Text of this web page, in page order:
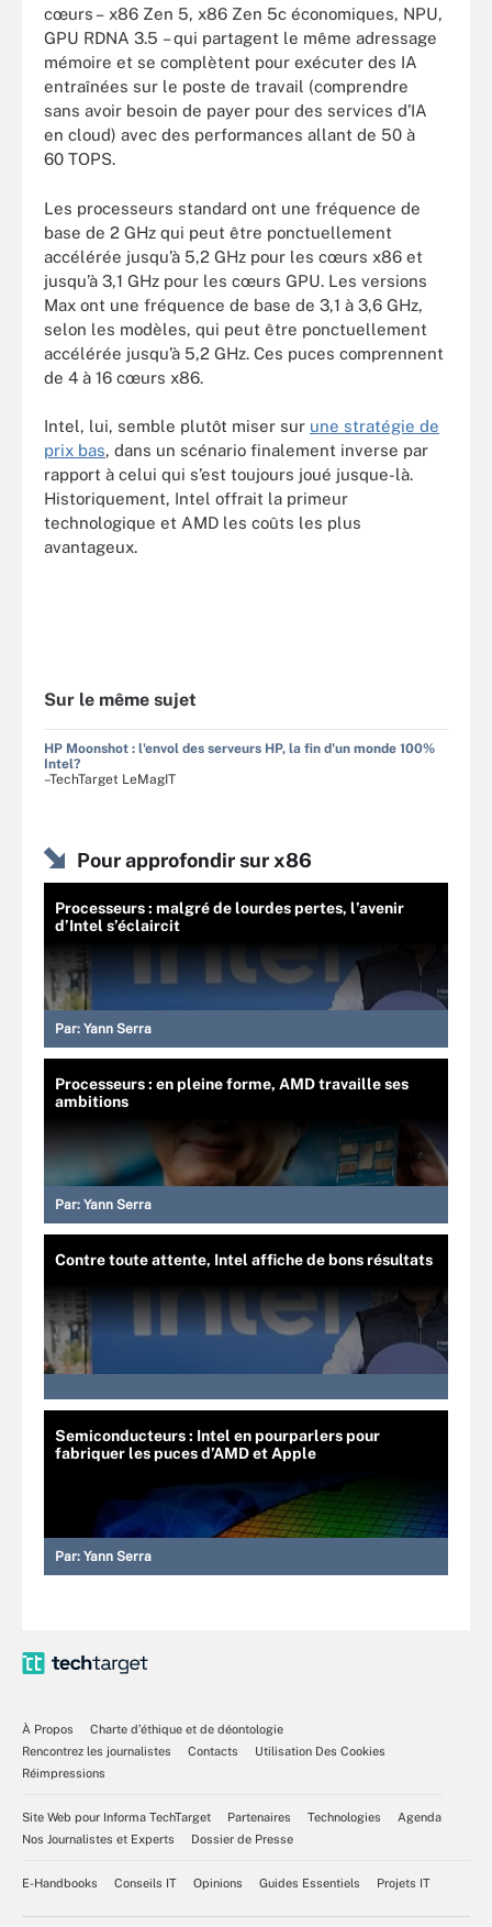
cœurs – x86 Zen 5, x86 Zen 5c économiques, NPU,
GPU RDNA 3.5 – qui partagent le même adressage
mémoire et se complètent pour exécuter des IA
entraînées sur le poste de travail (comprendre
sans avoir besoin de payer pour des services d’IA
en cloud) avec des performances allant de 50 à
60 TOPS.
Les processeurs standard ont une fréquence de
base de 2 GHz qui peut être ponctuellement
accélérée jusqu’à 5,2 GHz pour les cœurs x86 et
jusqu’à 3,1 GHz pour les cœurs GPU. Les versions
Max ont une fréquence de base de 3,1 à 3,6 GHz,
selon les modèles, qui peut être ponctuellement
accélérée jusqu’à 5,2 GHz. Ces puces comprennent
de 4 à 16 cœurs x86.
Intel, lui, semble plutôt miser sur une stratégie de
prix bas, dans un scénario finalement inverse par
rapport à celui qui s’est toujours joué jusque-là.
Historiquement, Intel offrait la primeur
technologique et AMD les coûts les plus
avantageux.
Sur le même sujet
HP Moonshot : l'envol des serveurs HP, la fin d'un monde 100%
Intel?
–TechTarget LeMagIT
Pour approfondir sur x86
Processeurs : malgré de lourdes pertes, l’avenir
d’Intel s’éclaircit
Par: Yann Serra
Processeurs : en pleine forme, AMD travaille ses
ambitions
Par: Yann Serra
Contre toute attente, Intel affiche de bons résultats
Semiconducteurs : Intel en pourparlers pour
fabriquer les puces d’AMD et Apple
Par: Yann Serra
À Propos
Charte d’éthique et de déontologie
Rencontrez les journalistes
Contacts
Utilisation Des Cookies
Réimpressions
Site Web pour Informa TechTarget Partenaires Technologies
Agenda
Nos Journalistes et Experts
Dossier de Presse
E-Handbooks Conseils IT Opinions Guides Essentiels Projets IT